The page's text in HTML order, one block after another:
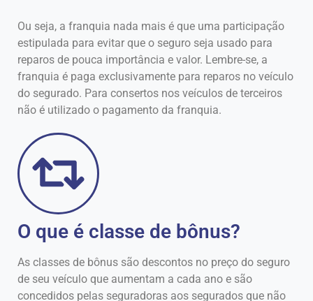
Ou seja, a franquia nada mais é que uma participação
estipulada para evitar que o seguro seja usado para
reparos de pouca importância e valor. Lembre-se, a
franquia é paga exclusivamente para reparos no veículo
do segurado. Para consertos nos veículos de terceiros
não é utilizado o pagamento da franquia.
O que é classe de bônus?
As classes de bônus são descontos no preço do seguro
de seu veículo que aumentam a cada ano e são
concedidos pelas seguradoras aos segurados que não